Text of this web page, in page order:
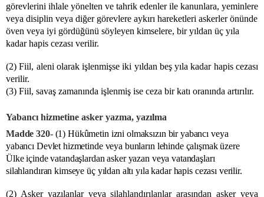
görevlerini ihlale yönelten ve tahrik edenler ile kanunlara, yeminlere
veya disiplin veya diğer görevlere aykırı hareketleri askerler önünde
öven veya iyi gördüğünü söyleyen kimselere, bir yıldan üç yıla
kadar hapis cezası verilir.
(2) Fiil, aleni olarak işlenmişse iki yıldan beş yıla kadar hapis cezası
verilir.
(3) Fiil, savaş zamanında işlenmiş ise ceza bir katı oranında artırılır.
Yabancı hizmetine asker yazma, yazılma
Madde 320-(1) Hükûmetin izni olmaksızın bir yabancı veya
yabancı Devlet hizmetinde veya bunların lehinde çalışmak üzere
Ülke içinde vatandaşlardan asker yazan veya vatandaşları
silahlandıran kimseye üç yıldan altı yıla kadar hapis cezası verilir.
(2) Asker yazılanlar veya silahlandırılanlar arasından asker veya